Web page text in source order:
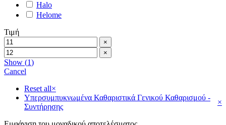
Halo
Helome
Τιμή
×
×
Show (1)
Cancel
Reset all×
Υπερσυμπυκνωμένα Καθαριστικά Γενικού Καθαρισμού -
Συντήρησης
×